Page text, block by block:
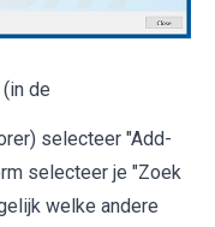
(in de
selecteer "Add-
selecteer je "Zoek
welke andere